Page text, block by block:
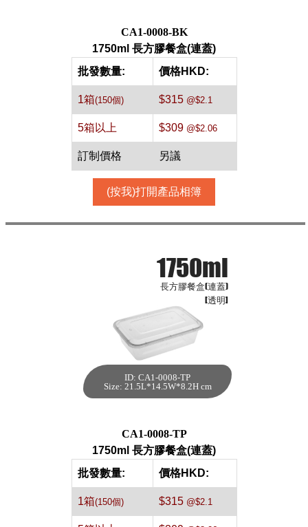
CA1-0008-BK
1750ml 長方膠餐盒(連蓋)
批發數量:
價格HKD:
1箱(150個) $315@$2.1
5箱以上 $309@$2.06
訂制價格 另議
(按我)打開產品相簿
1750ml
長方膠餐盒(連蓋)
[透明]
ID: CA1-0008-TP
Size: 21.5L*14.5W*8.2H cm
1750ml 長方膠餐
盒(連蓋)[透明,150
CA1-0008-TP
1750ml 長方膠餐盒(連蓋)
批發數量:
價格HKD:
1箱(150個) $315@$2.1